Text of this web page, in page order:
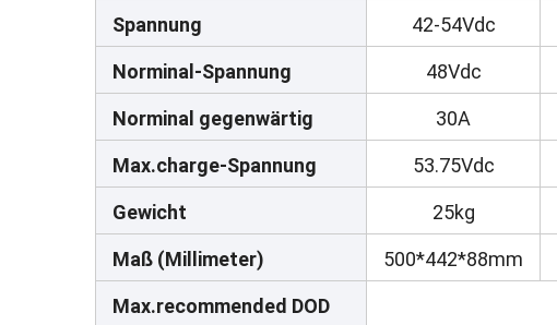
Spannung 42-54Vdc
Norminal-Spannung 48Vdc
Norminal gegenwärtig 30A
Max.charge-Spannung 53.75Vdc
Gewicht 25kg
Maß (Millimeter) 500*442*88mm
Max.recommended DOD